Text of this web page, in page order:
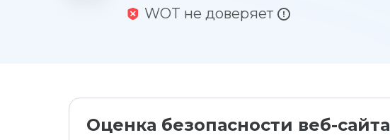
WOT не доверяет
Оценка безопасности веб-сайта